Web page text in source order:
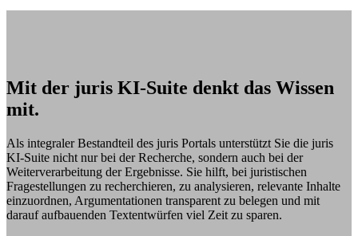
Mit der juris KI-Suite denkt das Wissen
mit.
Als integraler Bestandteil des juris Portals unterstützt Sie die juris
KI-Suite nicht nur bei der Recherche, sondern auch bei der
Weiterverarbeitung der Ergebnisse. Sie hilft, bei juristischen
Fragestellungen zu recherchieren, zu analysieren, relevante Inhalte
einzuordnen, Argumentationen transparent zu belegen und mit
darauf aufbauenden Textentwürfen viel Zeit zu sparen.